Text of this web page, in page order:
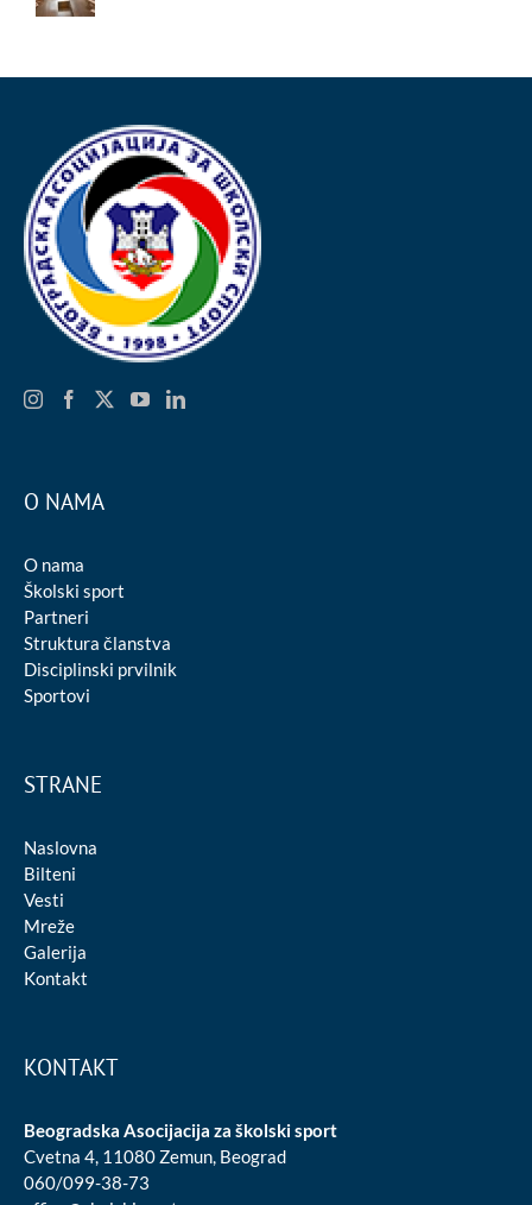
O NAMA
O nama
Školski sport
Partneri
Struktura članstva
Disciplinski prvilnik
Sportovi
STRANE
Naslovna
Bilteni
Vesti
Mreže
Galerija
Kontakt
KONTAKT
Beogradska Asocijacija za školski sport
Cvetna 4, 11080 Zemun, Beograd
060/099-38-73